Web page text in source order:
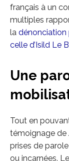
français à un
multiples
la dénonciation
celle d’Isild Le
Une
Tout en
témoignage de
prises de
ou incarnées.